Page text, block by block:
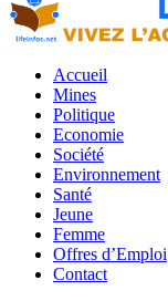
Accueil
Mines
Politique
Economie
Société
Environnement
Santé
Jeune
Femme
Offres d’Emploi
Contact